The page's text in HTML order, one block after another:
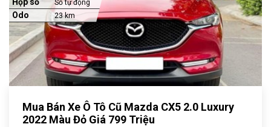
Số tự động
Odo 23 km
Mua Bán Xe Ô Tô Cũ Mazda CX5 2.0 Luxury
2022 Màu Đỏ Giá 799 Triệu